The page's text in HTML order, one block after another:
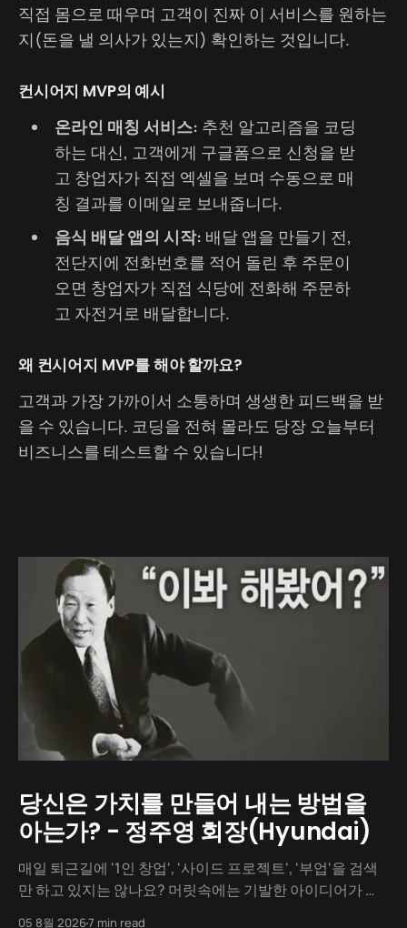
직접 몸으로 때우며 고객이 진짜 이 서비스를 원하는
지(돈을 낼 의사가 있는지) 확인하는 것입니다.
컨시어지 MVP의 예시
온라인 매칭 서비스: 추천 알고리즘을 코딩
하는 대신, 고객에게 구글폼으로 신청을 받
고 창업자가 직접 엑셀을 보며 수동으로 매
칭 결과를 이메일로 보내줍니다.
음식 배달 앱의 시작: 배달 앱을 만들기 전,
전단지에 전화번호를 적어 돌린 후 주문이
오면 창업자가 직접 식당에 전화해 주문하
고 자전거로 배달합니다.
왜 컨시어지 MVP를 해야 할까요?
고객과 가장 가까이서 소통하며 생생한 피드백을 받
을 수 있습니다. 코딩을 전혀 몰라도 당장 오늘부터
비즈니스를 테스트할 수 있습니다!
당신은 가치를 만들어 내는 방법을
아는가? - 정주영 회장(Hyundai)
매일 퇴근길에 '1인 창업', '사이드 프로젝트', '부업'을 검색
만 하고 있지는 않나요? 머릿속에는 기발한 아이디어가 넘
05 8월 20267 min read